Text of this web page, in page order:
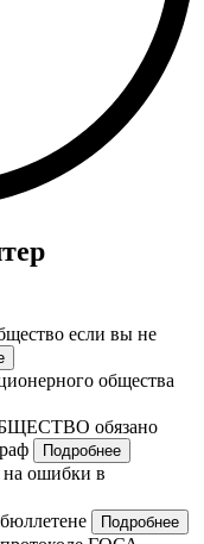
если вы не
общества
обязано
Подробнее
на ошибки в
Подробнее